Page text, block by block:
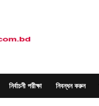
নির্বাচনী পরীক্ষা নিবন্ধন করুন